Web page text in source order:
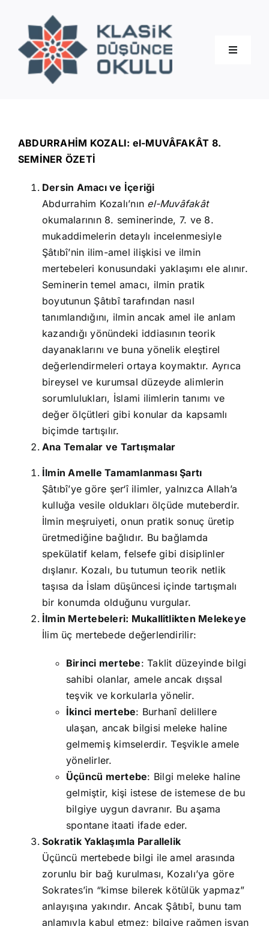
content
Toggle
Eğitimler
İletişim
ABDURRAHİM KOZALI: el-MUVÂFAKÂT 8.
SEMİNER ÖZETİ
Dersin Amacı ve İçeriği
Abdurrahim Kozalı’nın el-Muvâfakât
okumalarının 8. seminerinde, 7. ve 8.
mukaddimelerin detaylı incelenmesiyle
Şâtıbî’nin ilim-amel ilişkisi ve ilmin
mertebeleri konusundaki yaklaşımı ele alınır.
Seminerin temel amacı, ilmin pratik
boyutunun Şâtıbî tarafından nasıl
tanımlandığını, ilmin ancak amel ile anlam
kazandığı yönündeki iddiasının teorik
dayanaklarını ve buna yönelik eleştirel
değerlendirmeleri ortaya koymaktır. Ayrıca
bireysel ve kurumsal düzeyde alimlerin
sorumlulukları, İslami ilimlerin tanımı ve
değer ölçütleri gibi konular da kapsamlı
biçimde tartışılır.
Ana Temalar ve Tartışmalar
İlmin Amelle Tamamlanması Şartı
Şâtıbî’ye göre şer‘î ilimler, yalnızca Allah’a
kulluğa vesile oldukları ölçüde muteberdir.
İlmin meşruiyeti, onun pratik sonuç üretip
üretmediğine bağlıdır. Bu bağlamda
spekülatif kelam, felsefe gibi disiplinler
dışlanır. Kozalı, bu tutumun teorik netlik
taşısa da İslam düşüncesi içinde tartışmalı
bir konumda olduğunu vurgular.
İlmin Mertebeleri: Mukallitlikten Melekeye
İlim üç mertebede değerlendirilir:
Birinci mertebe: Taklit düzeyinde bilgi
sahibi olanlar, amele ancak dışsal
teşvik ve korkularla yönelir.
İkinci mertebe: Burhanî delillere
ulaşan, ancak bilgisi meleke haline
gelmemiş kimselerdir. Teşvikle amele
yönelirler.
Üçüncü mertebe: Bilgi meleke haline
gelmiştir, kişi istese de istemese de bu
bilgiye uygun davranır. Bu aşama
spontane itaati ifade eder.
Sokratik Yaklaşımla Parallelik
Üçüncü mertebede bilgi ile amel arasında
zorunlu bir bağ kurulması, Kozalı’ya göre
Sokrates’in “kimse bilerek kötülük yapmaz”
anlayışına yakındır. Ancak Şâtıbî, bunu tam
anlamıyla kabul etmez; bilgiye rağmen isyan